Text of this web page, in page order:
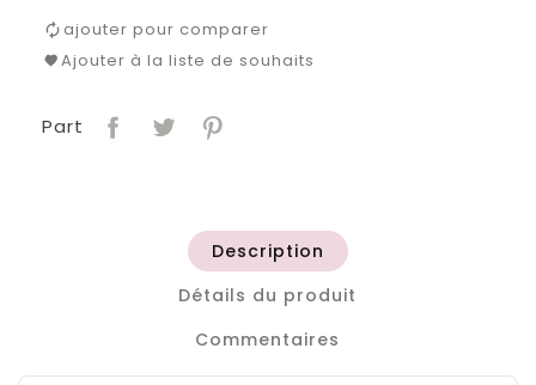
ajouter pour comparer
Ajouter à la liste de souhaits
Part
Description
Détails du produit
Commentaires